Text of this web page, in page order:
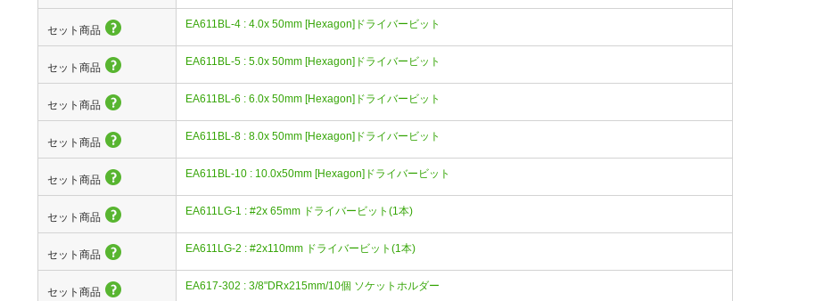
セット商品 EA611BL-4 : 4.0x 50mm [Hexagon]ドライバービット
セット商品 EA611BL-5 : 5.0x 50mm [Hexagon]ドライバービット
セット商品 EA611BL-6 : 6.0x 50mm [Hexagon]ドライバービット
セット商品 EA611BL-8 : 8.0x 50mm [Hexagon]ドライバービット
セット商品 EA611BL-10 : 10.0x50mm [Hexagon]ドライバービット
セット商品 EA611LG-1 : #2x 65mm ドライバービット(1本)
セット商品 EA611LG-2 : #2x110mm ドライバービット(1本)
セット商品 EA617-302 : 3/8"DRx215mm/10個 ソケットホルダー